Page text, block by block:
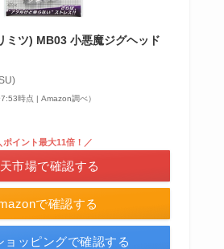
ミツ) MB03 小悪魔ジグヘッド
時点 | Amazon調べ）
で確認する
ポイント最大11倍！／
市場で確認する
ョッピングで確認する